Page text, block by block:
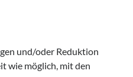
und/oder Reduktion
wie möglich, mit den